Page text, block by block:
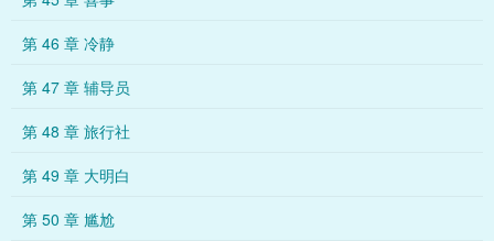
第 46 章 冷静
第 47 章 辅导员
第 48 章 旅行社
第 49 章 大明白
第 50 章 尴尬